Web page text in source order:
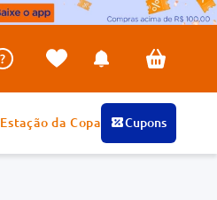
Estação da Copa Cupons